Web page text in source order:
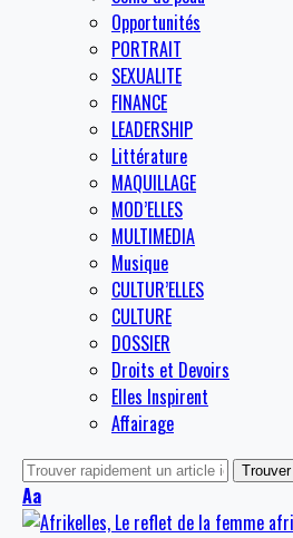
Opportunités
PORTRAIT
SEXUALITE
FINANCE
LEADERSHIP
Littérature
MAQUILLAGE
MOD’ELLES
MULTIMEDIA
Musique
CULTUR’ELLES
CULTURE
DOSSIER
Droits et Devoirs
Elles Inspirent
Affairage
Aa